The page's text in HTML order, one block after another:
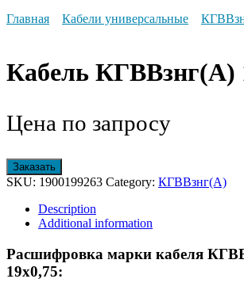
Главная
Кабели универсальные
Кабель КГВВзнг(А)
Цена по запросу
Заказать
SKU: 1900199263 Category: КГВВзнг(А)
Description
Additional information
Расшифровка марки кабеля
19х0,75: